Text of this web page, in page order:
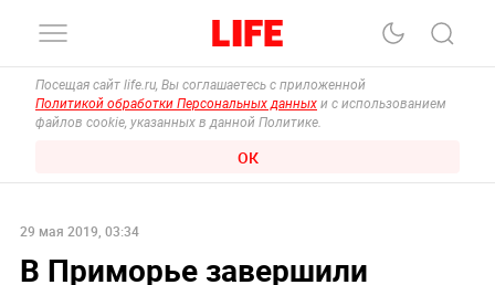
Посещая сайт life.ru, Вы соглашаетесь с приложенной
Политикой обработки Персональных данных и с использованием
файлов cookie, указанных в данной Политике.
ОК
29 мая 2019, 03:34
В Приморье завершили